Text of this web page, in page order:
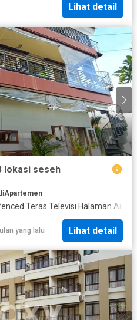
Lihat detail
lokasi seseh
Apartemen
·Teras·Televisi·Halaman·Air
yang lalu Lihat detail